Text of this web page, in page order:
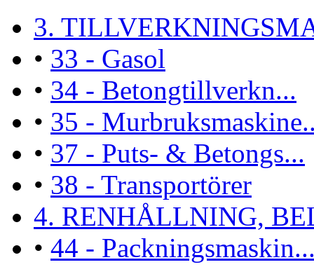
3.
• 33 - Gasol
• 34 - Betongtillverkn...
• 35 -
• 37 - Puts- & Betongs...
• 38 - Transportörer
4. RENHÅLLNING,
• 44 -